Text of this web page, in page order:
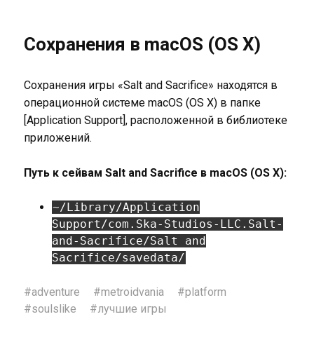
Сохранения в macOS (OS X)
Сохранения игры «Salt and Sacrifice» находятся в
операционной системе macOS (OS X) в папке
[Application Support], расположенной в библиотеке
приложений.
Путь к сейвам Salt and Sacrifice в macOS (OS X):
~/Library/Application
Support/com.Ska-Studios-LLC.Salt-
and-Sacrifice/Salt and
Sacrifice/savedata/
#adventure #metroidvania #platform
#soulslike #лучшие игры